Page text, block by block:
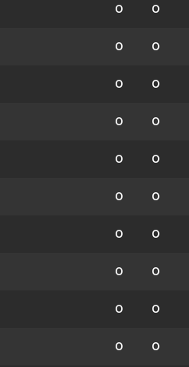
0 0
0 0
0 0
0 0
0 0
0 0
0 0
0 0
0 0
0 0